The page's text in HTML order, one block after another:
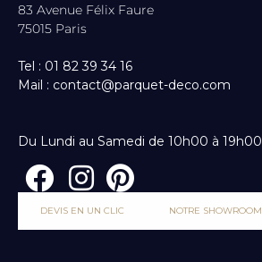
83 Avenue Félix Faure
75015 Paris
Tel : 01 82 39 34 16
Mail : contact@parquet-deco.com
Du Lundi au Samedi de 10h00 à 19h00
DEVIS EN UN CLIC NOTRE SHOWROOM